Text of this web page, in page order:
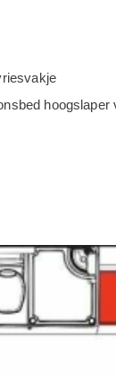
hoogslaper